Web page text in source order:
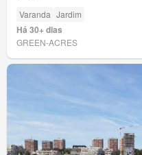
Varanda Jardim
Há 30+ dias
GREEN-ACRES